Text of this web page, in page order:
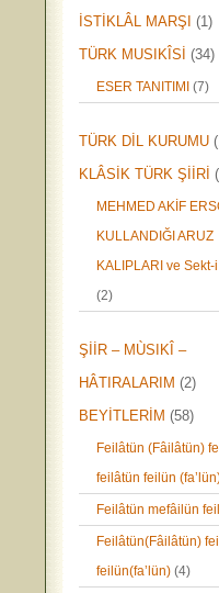
İSTİKLÂL MARŞI (1)
TÜRK MUSIKÎSİ (34)
ESER TANITIMI (7)
TÜRK DİL KURUMU
KLÂSİK TÜRK ŞİİRİ
MEHMED AKİF
KULLANDIĞI ARUZ
KALIPLARI ve Sekt-
(2)
ŞİİR – MÙSIKÎ –
HÂTIRALARIM (2)
BEYİTLERİM (58)
Feilâtün (Fâilâtün)
feilâtün feilün
Feilâtün mefâilün
Feilâtün(Fâilâtün)
feilün(fa’lün) (4)